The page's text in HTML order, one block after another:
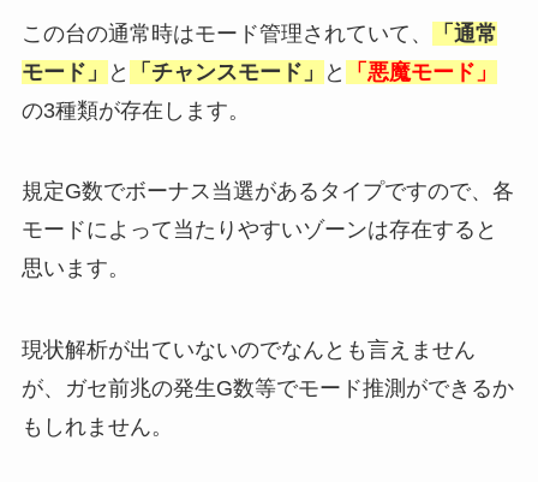
この台の通常時はモード管理されていて、
「通常
モード」
と 「チャンスモード」 と
「悪魔モード」
の3種類が存在します。
規定G数でボーナス当選があるタイプですので、各
モードによって当たりやすいゾーンは存在すると
思います。
現状解析が出ていないのでなんとも言えません
が、ガセ前兆の発生G数等でモード推測ができるか
もしれません。